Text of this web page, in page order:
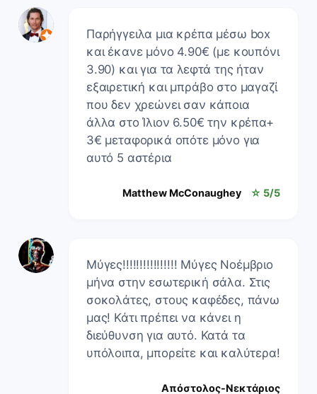
Παρήγγειλα μια κρέπα μέσω box
και έκανε μόνο 4.90€ (με κουπόνι
3.90) και για τα λεφτά της ήταν
εξαιρετική και μπράβο στο μαγαζί
που δεν χρεώνει σαν κάποια
άλλα στο Ίλιον 6.50€ την κρέπα+
3€ μεταφορικά οπότε μόνο για
αυτό 5 αστέρια
Matthew McConaughey ☆ 5/5
Μύγες!!!!!!!!!!!!!!!! Μύγες Νοέμβριο
μήνα στην εσωτερική σάλα. Στις
σοκολάτες, στους καφέδες, πάνω
μας! Κάτι πρέπει να κάνει η
διεύθυνση για αυτό. Κατά τα
υπόλοιπα, μπορείτε και καλύτερα!
Απόστολος-Νεκτάριος